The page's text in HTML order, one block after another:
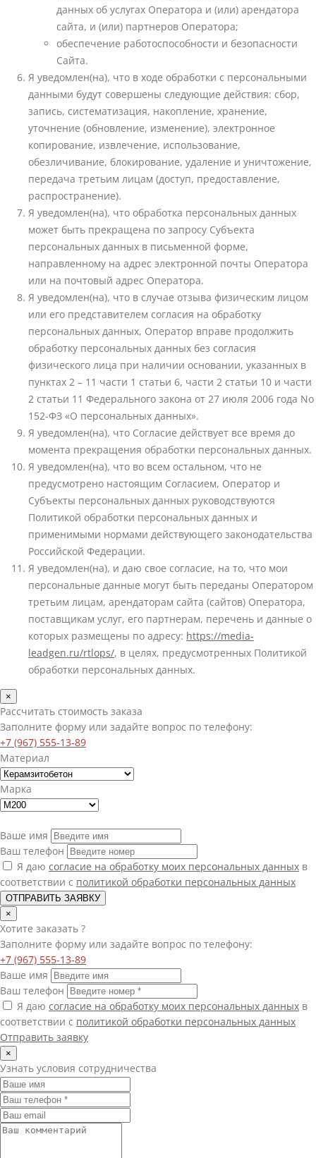
данных об услугах Оператора и (или) арендатора
сайта, и (или) партнеров Оператора;
обеспечение работоспособности и безопасности
Сайта.
Я уведомлен(на), что в ходе обработки с персональными
данными будут совершены следующие действия: сбор,
запись, систематизация, накопление, хранение,
уточнение (обновление, изменение), электронное
копирование, извлечение, использование,
обезличивание, блокирование, удаление и уничтожение,
передача третьим лицам (доступ, предоставление,
распространение).
Я уведомлен(на), что обработка персональных данных
может быть прекращена по запросу Субъекта
персональных данных в письменной форме,
направленному на адрес электронной почты Оператора
или на почтовый адрес Оператора.
Я уведомлен(на), что в случае отзыва физическим лицом
или его представителем согласия на обработку
персональных данных, Оператор вправе продолжить
обработку персональных данных без согласия
физического лица при наличии основании, указанных в
пунктах 2 – 11 части 1 статьи 6, части 2 статьи 10 и части
2 статьи 11 Федерального закона от 27 июля 2006 года No
152-ФЗ «О персональных данных».
Я уведомлен(на), что Согласие действует все время до
момента прекращения обработки персональных данных.
Я уведомлен(на), что во всем остальном, что не
предусмотрено настоящим Согласием, Оператор и
Субъекты персональных данных руководствуются
Политикой обработки персональных данных и
применимыми нормами действующего законодательства
Российской Федерации.
Я уведомлен(на), и даю свое согласие, на то, что мои
персональные данные могут быть переданы Оператором
третьим лицам, арендаторам сайта (сайтов) Оператора,
поставщикам услуг, его партнерам, перечень и данные о
которых размещены по адресу: https://media-
leadgen.ru/rtlops/, в целях, предусмотренных Политикой
обработки персональных данных.
×
Рассчитать стоимость заказа
Заполните форму или задайте вопрос по телефону:
+7 (967) 555-13-89
Материал
Марка
Ваше имя
Ваш телефон
Я даю согласие на обработку моих персональных данных в
соответствии с политикой обработки персональных данных
ОТПРАВИТЬ ЗАЯВКУ
×
Хотите заказать ?
Заполните форму или задайте вопрос по телефону:
+7 (967) 555-13-89
Ваше имя
Ваш телефон
Я даю согласие на обработку моих персональных данных в
соответствии с политикой обработки персональных данных
Отправить заявку
×
Узнать условия сотрудничества